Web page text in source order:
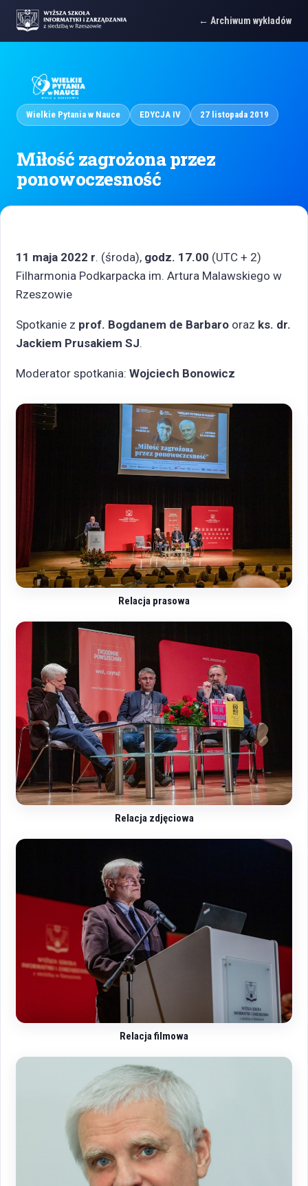
Archiwum wykładów
Wielkie Pytania w Nauce EDYCJA IV 27 listopada 2019
Miłość zagrożona przez
ponowoczesność
11 maja 2022 r. (środa), godz. 17.00 (UTC + 2)
Filharmonia Podkarpacka im. Artura Malawskiego w
Rzeszowie
Spotkanie z prof. Bogdanem de Barbaro oraz ks. dr.
Jackiem Prusakiem SJ.
Moderator spotkania:Wojciech Bonowicz
Relacja prasowa
Relacja zdjęciowa
Relacja filmowa